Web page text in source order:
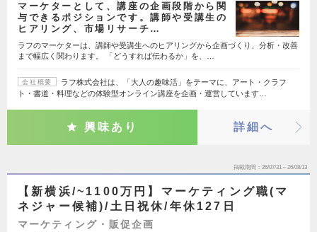
マーケターとして、講座の企画段階から関
与できるポジションです。講師や受講生の
ヒアリング、市場リサーチ…
ラフのマーケターは、講師や受講生へのヒアリングから企画づくり、分析・改善
まで幅広く関わります。 「どうすれば伝わるか」を、…
会社概要
ラフ株式会社は、「大人の趣味活」をテーマに、アート・クラフ
ト・書道・料理などの体験型オンライン講座を企画・運営しています…
興味あり 詳細へ
掲載期間 26/07/31～26/08/13
【新横浜/~1100万円】マーケティング職(マ
ネジャー候補)/土日祝休/年休127日
マーケティング・販促企画